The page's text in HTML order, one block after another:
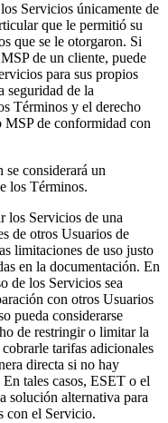
Servicios únicamente de
que le permitió su
que se le otorgaron. Si
de un cliente, puede
para sus propios
seguridad de la
Términos y el derecho
de conformidad con
considerará un
los Términos.
los Servicios de una
de otros Usuarios de
limitaciones de uso justo
en la documentación. En
de los Servicios sea
con otros Usuarios
pueda considerarse
de restringir o limitar la
tarifas adicionales
directa si no hay
tales casos, ESET o el
solución alternativa para
con el Servicio.